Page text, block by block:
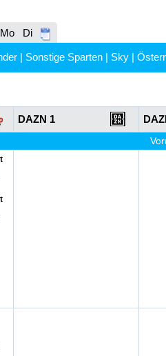
Mo Di
| Sonstige Sparten | Sky |
DAZN 1